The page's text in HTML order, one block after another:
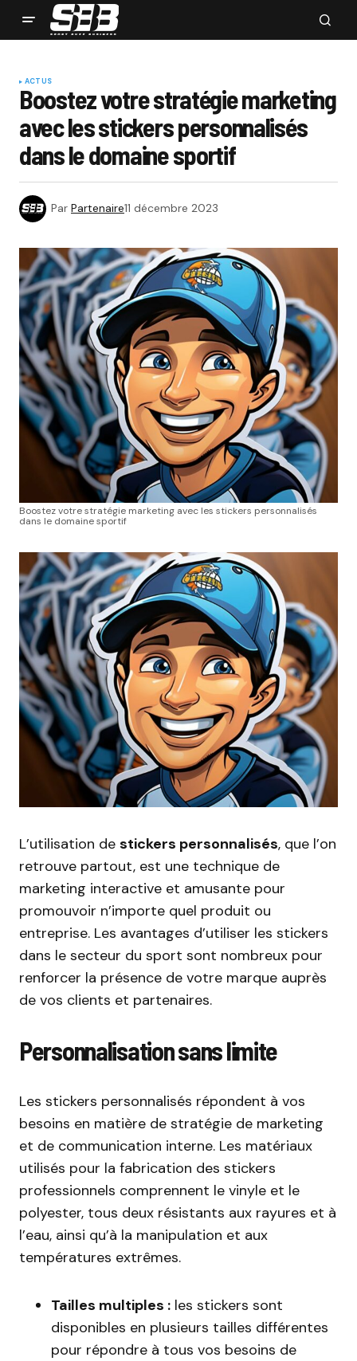
ACTUS
Boostez votre stratégie marketing
avec les stickers personnalisés
dans le domaine sportif
Par Partenaire11 décembre 2023
Boostez votre stratégie marketing avec les stickers personnalisés
dans le domaine sportif
L’utilisation de stickers personnalisés, que l’on
retrouve partout, est une technique de
marketing interactive et amusante pour
promouvoir n’importe quel produit ou
entreprise. Les avantages d’utiliser les stickers
dans le secteur du sport sont nombreux pour
renforcer la présence de votre marque auprès
de vos clients et partenaires.
Personnalisation sans limite
Les stickers personnalisés répondent à vos
besoins en matière de stratégie de marketing
et de communication interne. Les matériaux
utilisés pour la fabrication des stickers
professionnels comprennent le vinyle et le
polyester, tous deux résistants aux rayures et à
l’eau, ainsi qu’à la manipulation et aux
températures extrêmes.
Tailles multiples : les stickers sont
disponibles en plusieurs tailles différentes
pour répondre à tous vos besoins de